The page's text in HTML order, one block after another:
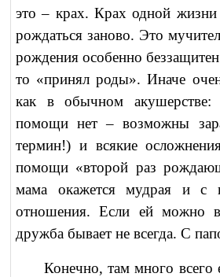
это – крах. Крах одной
рождаться заново. Это
рождения особенно
то «принял роды». Иначе
как в обычном акушерстве:
помощи нет – возможны
термин!) и всякие
помощи «второй раз
мама окажется мудрая и с
отношения. Если ей можно
дружба бывает не всегда. С
Конечно, там много